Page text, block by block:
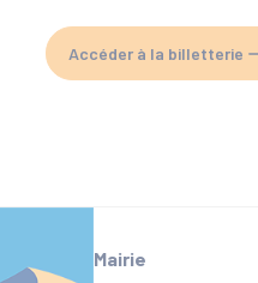
Accéder à la billetterie
Mairie